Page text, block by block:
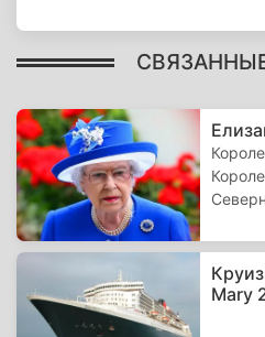
Mary